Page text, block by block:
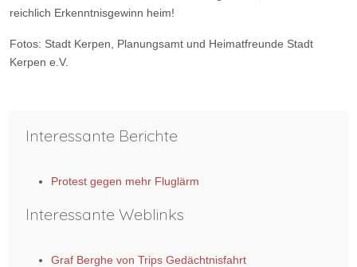
reichlich Erkenntnisgewinn heim!
Fotos: Stadt Kerpen, Planungsamt und Heimatfreunde Stadt
Kerpen e.V.
Interessante Berichte
Protest gegen mehr Fluglärm
Interessante Weblinks
Graf Berghe von Trips Gedächtnisfahrt